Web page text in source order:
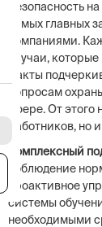
Безопасность
самых главных
компаниями.
случаи,
факты
вопросам
сфере. От
работников, но
Комплексный
соблюдение
проактивное
системы
необходимыми